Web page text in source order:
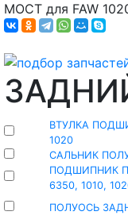
МОСТ для FAW
ВТУЛКА
1020
САЛЬНИК
ПОДШИПНИК
6350, 1010,
ПОЛУОСЬ